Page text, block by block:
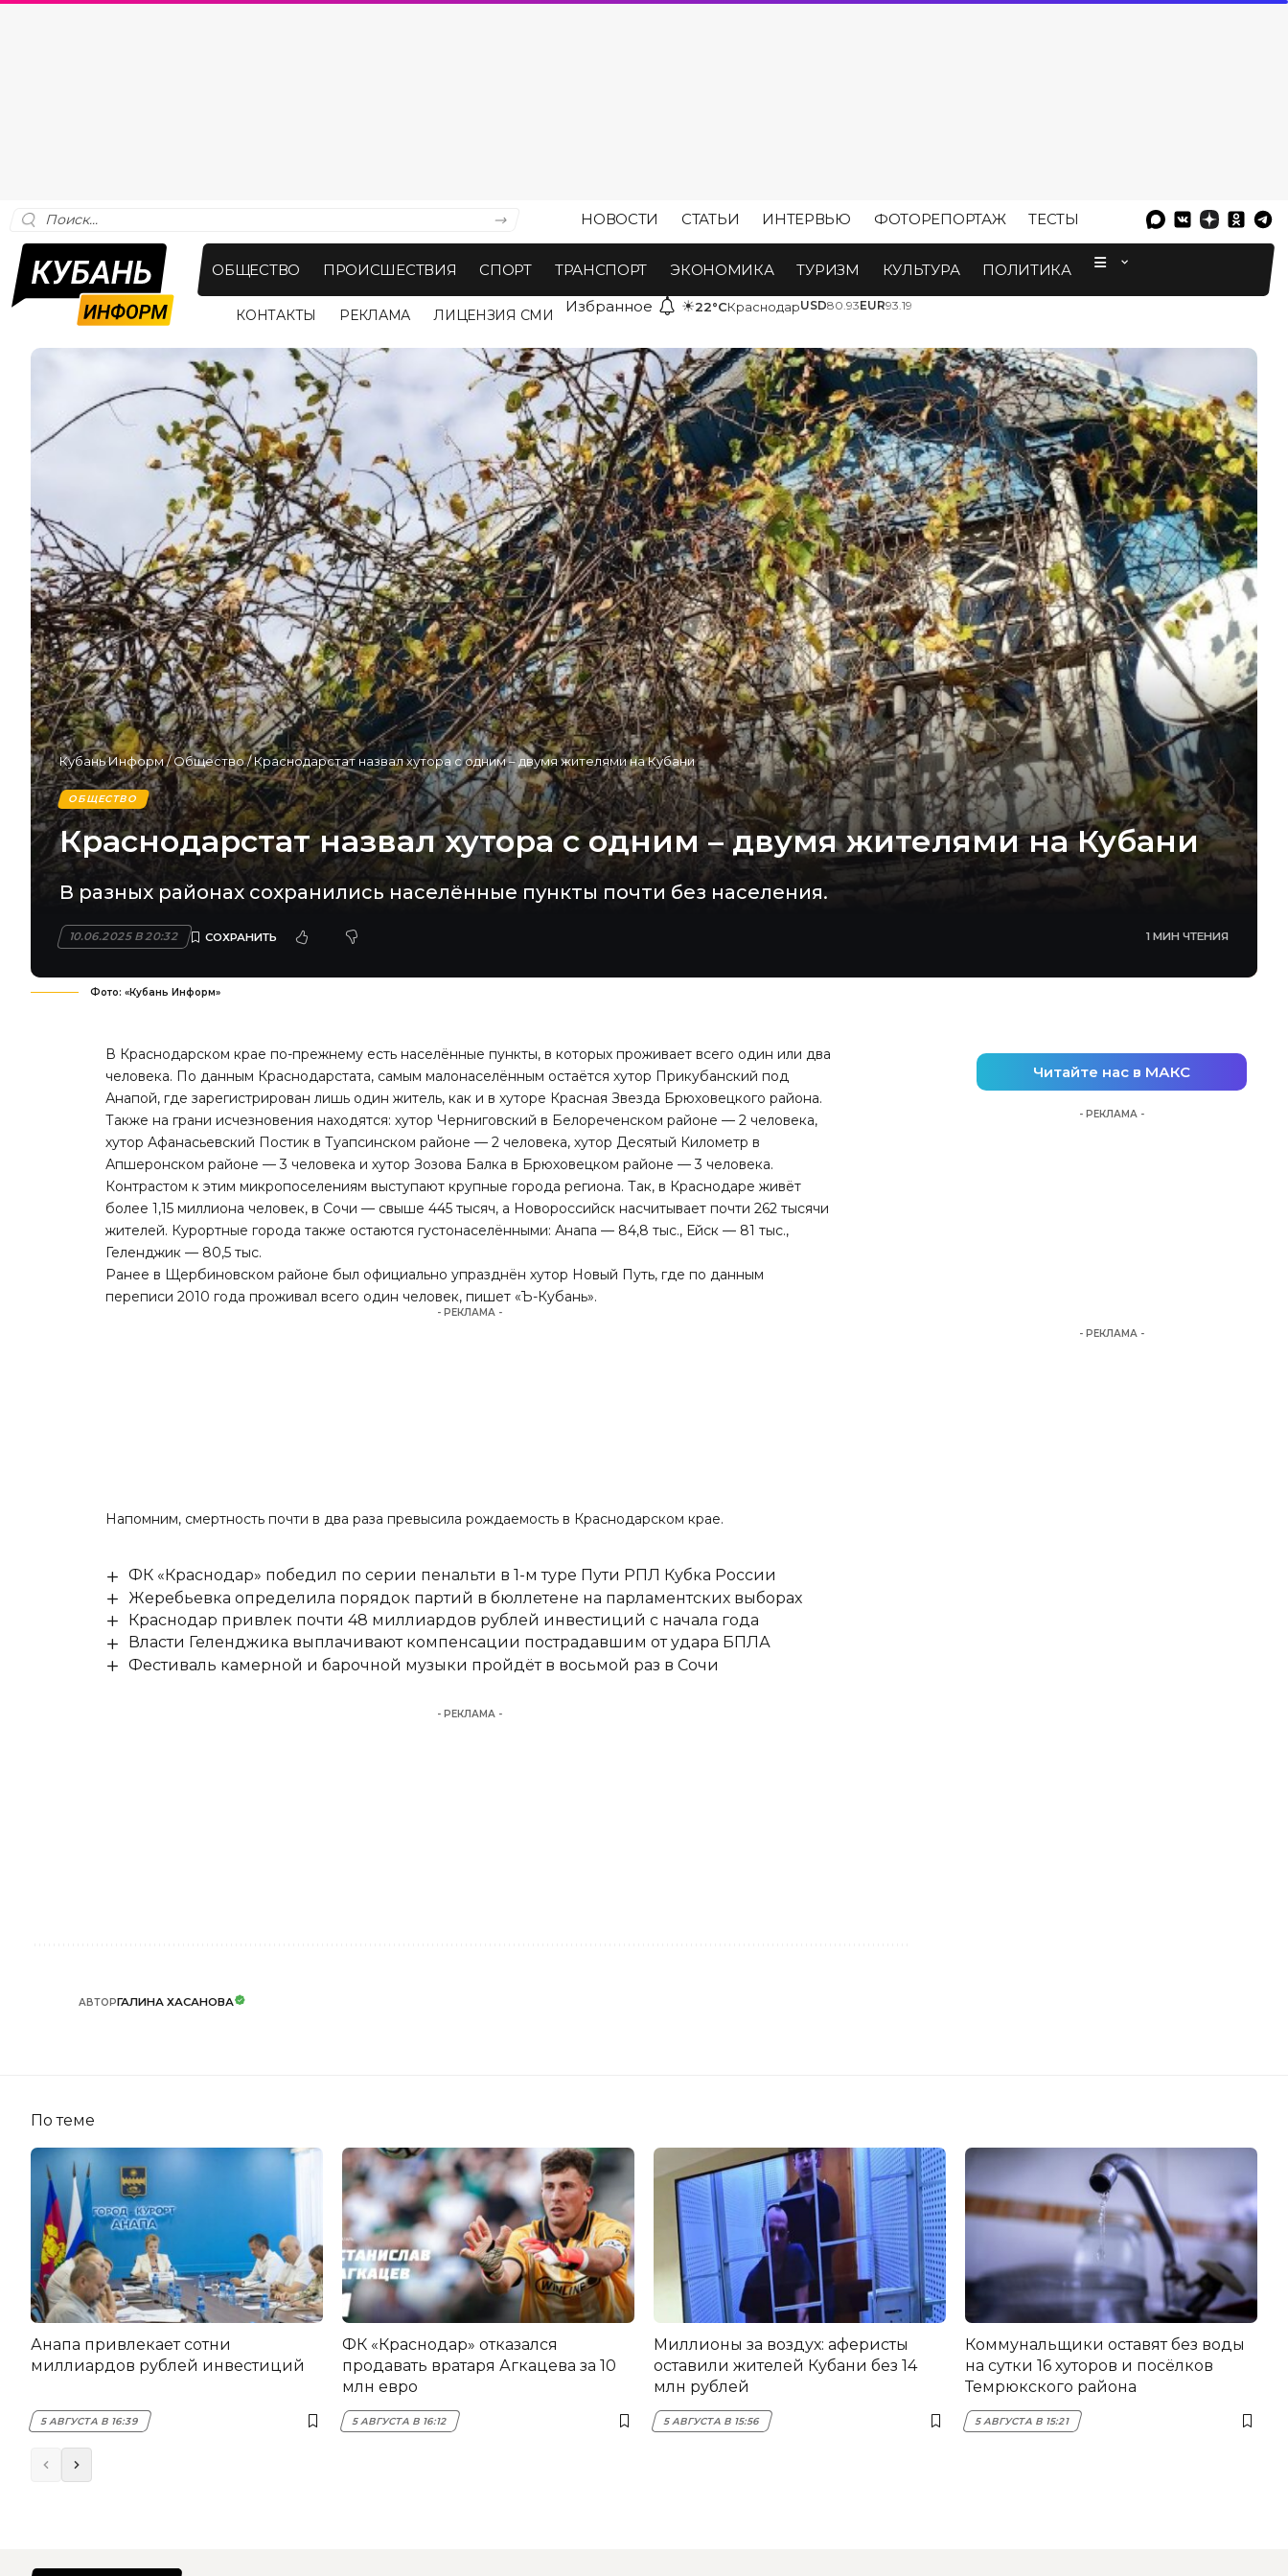
НОВОСТИ СТАТЬИ ИНТЕРВЬЮ ФОТОРЕПОРТАЖ ТЕСТЫ
ОБЩЕСТВО ПРОИСШЕСТВИЯ СПОРТ ТРАНСПОРТ ЭКОНОМИКА ТУРИЗМ КУЛЬТУРА ПОЛИТИКА
КОНТАКТЫ РЕКЛАМА ЛИЦЕНЗИЯ СМИ Избранное ☀22°CКраснодарUSD80.93EUR93.19
Кубань Информ/Общество/Краснодарстат назвал хутора с одним – двумя жителями на Кубани
ОБЩЕСТВО
Краснодарстат назвал хутора с одним – двумя жителями на Кубани
В разных районах сохранились населённые пункты почти без населения.
10.06.2025 В 20:32 1 МИН ЧТЕНИЯ
Фото: «Кубань Информ»
В Краснодарском крае по-прежнему есть населённые пункты, в которых проживает всего один или два
человека. По данным Краснодарстата, самым малонаселённым остаётся хутор Прикубанский под
Анапой, где зарегистрирован лишь один житель, как и в хуторе Красная Звезда Брюховецкого района.
Также на грани исчезновения находятся: хутор Черниговский в Белореченском районе — 2 человека,
хутор Афанасьевский Постик в Туапсинском районе — 2 человека, хутор Десятый Километр в
Апшеронском районе — 3 человека и хутор Зозова Балка в Брюховецком районе — 3 человека.
Контрастом к этим микропоселениям выступают крупные города региона. Так, в Краснодаре живёт
более 1,15 миллиона человек, в Сочи — свыше 445 тысяч, а Новороссийск насчитывает почти 262 тысячи
жителей. Курортные города также остаются густонаселёнными: Анапа — 84,8 тыс., Ейск — 81 тыс.,
Геленджик — 80,5 тыс.
Ранее в Щербиновском районе был официально упразднён хутор Новый Путь, где по данным
переписи 2010 года проживал всего один человек, пишет «Ъ-Кубань».
- РЕКЛАМА -
Напомним, смертность почти в два раза превысила рождаемость в Краснодарском крае.
ФК «Краснодар» победил по серии пенальти в 1-м туре Пути РПЛ Кубка России
Жеребьевка определила порядок партий в бюллетене на парламентских выборах
Краснодар привлек почти 48 миллиардов рублей инвестиций с начала года
Власти Геленджика выплачивают компенсации пострадавшим от удара БПЛА
Фестиваль камерной и барочной музыки пройдёт в восьмой раз в Сочи
- РЕКЛАМА -
АВТОРГАЛИНА ХАСАНОВА
Читайте нас в МАКС
- РЕКЛАМА -
- РЕКЛАМА -
По теме
Анапа привлекает сотни
миллиардов рублей инвестиций
5 АВГУСТА В 16:39
ФК «Краснодар» отказался
продавать вратаря Агкацева за 10
млн евро
5 АВГУСТА В 16:12
Миллионы за воздух: аферисты
оставили жителей Кубани без 14
млн рублей
5 АВГУСТА В 15:56
Коммунальщики оставят без воды
на сутки 16 хуторов и посёлков
Темрюкского района
5 АВГУСТА В 15:21